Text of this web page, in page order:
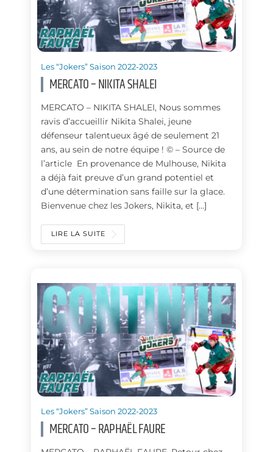
Les “Jokers” Saison 2022-2023
MERCATO – NIKITA SHALEI
MERCATO – NIKITA SHALEI, Nous sommes
ravis d’accueillir Nikita Shalei, jeune
défenseur talentueux âgé de seulement 21
ans, au sein de notre équipe ! © – Source de
l’article En provenance de Mulhouse, Nikita
a déjà fait preuve d’un grand potentiel et
d’une détermination sans faille sur la glace.
Bienvenue chez les Jokers, Nikita, et […]
LIRE LA SUITE
Les “Jokers” Saison 2022-2023
MERCATO – RAPHAËL FAURE